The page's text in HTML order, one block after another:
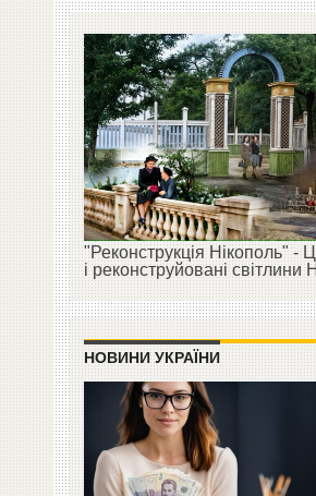
"Реконструкція Нікополь" -
і реконструйовані світлини
НОВИНИ УКРАЇНИ